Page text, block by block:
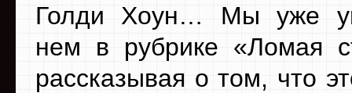
Голди Хоун… Мы уже
нем в рубрике «Ломая
рассказывая о том, что